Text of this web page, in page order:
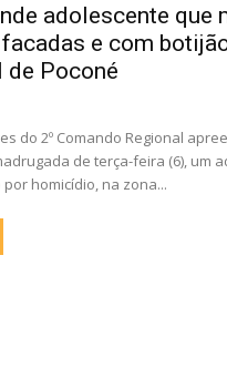
adolescente que
e com
de Poconé
do 2º Comando Regional
de terça-feira (6), um
homicídio, na zona...